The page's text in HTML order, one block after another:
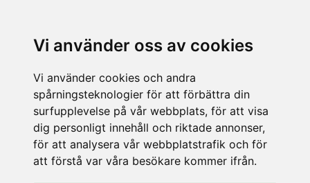
Vi använder oss av cookies
Vi använder cookies och andra
spårningsteknologier för att förbättra din
surfupplevelse på vår webbplats, för att visa
dig personligt innehåll och riktade annonser,
för att analysera vår webbplatstrafik och för
att förstå var våra besökare kommer ifrån.